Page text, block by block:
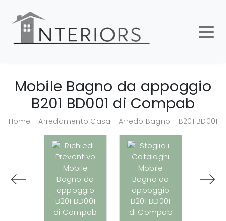
Mobile Bagno da appoggio
B201 BD001 di Compab
Home -Arredamento Casa -Arredo Bagno - B201 BD001